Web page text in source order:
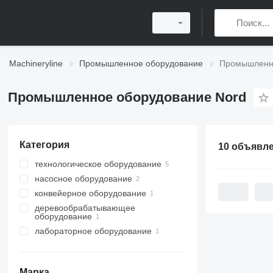
Machineryline Промышленное оборудование
Промышленное оборудование Nord
Категория
технологическое оборудование
теплообменное оборудование
пластинчатые
смесительное оборудование
насосное оборудование
промышленные насосы
конвейерное оборудование
ленточные конвейеры
деревообрабатывающее
оборудование
прессы для дерева
лабораторное оборудование
10